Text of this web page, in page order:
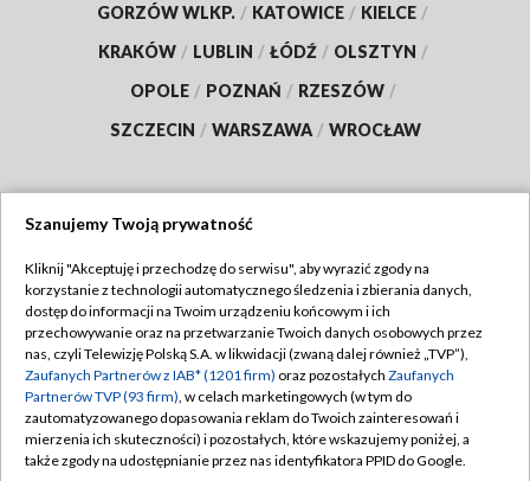
GORZÓW WLKP. / KATOWICE / KIELCE /
KRAKÓW / LUBLIN / ŁÓDŹ / OLSZTYN /
OPOLE / POZNAŃ / RZESZÓW /
SZCZECIN / WARSZAWA / WROCŁAW
TVP
Abonament TVP
Emisja w TVP
Centrum informacji TVP
Naziemna Telewizja Cyfrowa
Regulamin TVP
Polityka prywatności
Moje zgody
Pomoc
Szanujemy Twoją prywatność
Kliknij "Akceptuję i przechodzę do serwisu", aby wyrazić zgody na
korzystanie z technologii automatycznego śledzenia i zbierania danych,
dostęp do informacji na Twoim urządzeniu końcowym i ich
przechowywanie oraz na przetwarzanie Twoich danych osobowych przez
nas, czyli Telewizję Polską S.A. w likwidacji (zwaną dalej również „TVP”),
Zaufanych Partnerów z IAB* (1201 firm) oraz pozostałych Zaufanych
Partnerów TVP (93 firm), w celach marketingowych (w tym do
zautomatyzowanego dopasowania reklam do Twoich zainteresowań i
mierzenia ich skuteczności) i pozostałych, które wskazujemy poniżej, a
także zgody na udostępnianie przez nas identyfikatora PPID do Google.